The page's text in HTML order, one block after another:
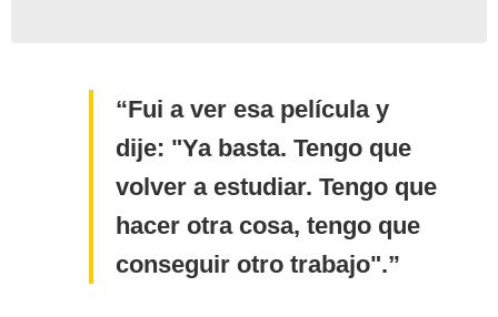
Fui a ver esa película y
dije: "Ya basta. Tengo que
volver a estudiar. Tengo que
hacer otra cosa, tengo que
conseguir otro trabajo".